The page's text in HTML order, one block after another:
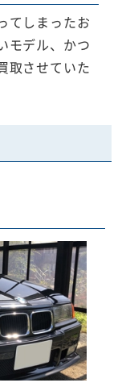
てしまったお
モデル、かつ
取させていた